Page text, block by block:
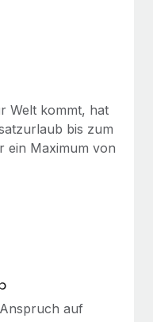
Welt kommt, hat
bis zum
ein Maximum von
auf